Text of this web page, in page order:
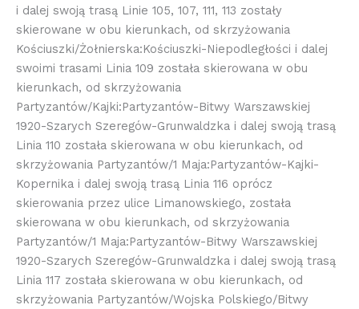
i dalej swoją trasą Linie 105, 107, 111, 113 zostały
skierowane w obu kierunkach, od skrzyżowania
Kościuszki/Żołnierska:Kościuszki-Niepodległości i dalej
swoimi trasami Linia 109 została skierowana w obu
kierunkach, od skrzyżowania
Partyzantów/Kajki:Partyzantów-Bitwy Warszawskiej
1920-Szarych Szeregów-Grunwaldzka i dalej swoją trasą
Linia 110 została skierowana w obu kierunkach, od
skrzyżowania Partyzantów/1 Maja:Partyzantów-Kajki-
Kopernika i dalej swoją trasą Linia 116 oprócz
skierowania przez ulice Limanowskiego, została
skierowana w obu kierunkach, od skrzyżowania
Partyzantów/1 Maja:Partyzantów-Bitwy Warszawskiej
1920-Szarych Szeregów-Grunwaldzka i dalej swoją trasą
Linia 117 została skierowana w obu kierunkach, od
skrzyżowania Partyzantów/Wojska Polskiego/Bitwy